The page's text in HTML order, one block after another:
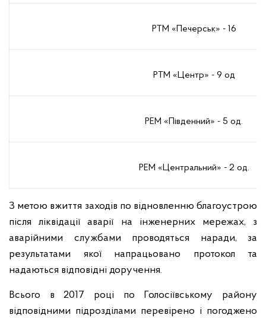
РТМ «Печерськ» - 16
РТМ «Центр» - 9 од
РЕМ «Південний» - 5 од.
РЕМ «Центральний» - 2 од.
З метою вжиття заходів по відновленню благоустрою
після ліквідації аварії на інженерних мережах, з
аварійними службами проводяться наради, за
результатами якої напрацьовано протокол та
надаються відповідні доручення.
Всього в 2017 році по Голосіївському району
відповідними підрозділами перевірено і погоджено